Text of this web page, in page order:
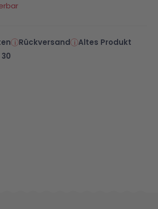
Rückversand
Altes Produkt